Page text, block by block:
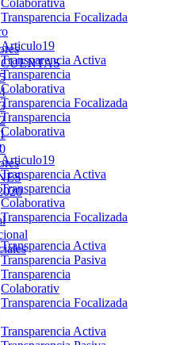
Colaborativa
Transparencia Focalizada
Articulo19
Transparencia Activa
Transparencia
Colaborativa
Transparencia Focalizada
Transparencia
Colaborativa
Articulo19
Transparencia Activa
Transparencia
Colaborativa
Transparencia Focalizada
Transparencia Activa
Transparencia Pasiva
Transparencia
Colaborativ
Transparencia Focalizada
Transparencia Activa